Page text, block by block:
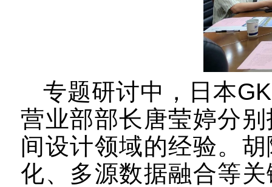
专题研讨中， 日本GK
营业部部长唐莹婷分别
间设计领域的经验。
化、多源数据融合等